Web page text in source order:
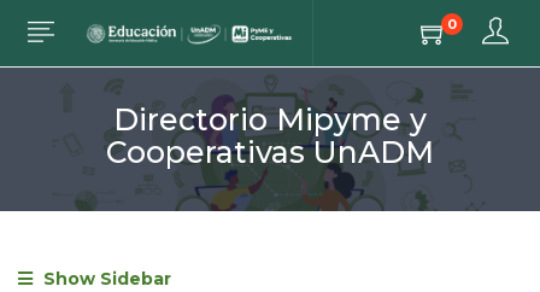
0
Directorio Mipyme y
Cooperativas UnADM
Show Sidebar